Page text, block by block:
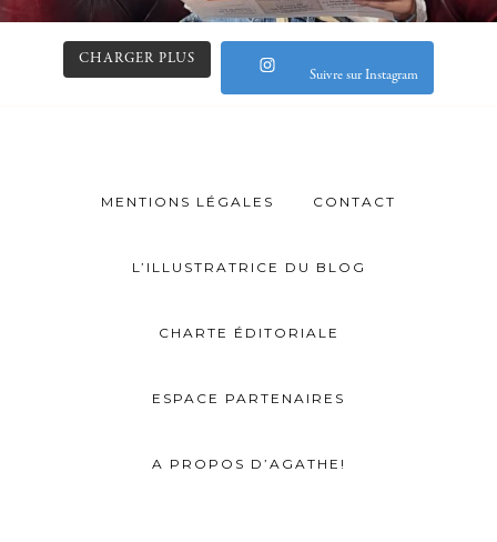
CHARGER PLUS
Suivre sur Instagram
MENTIONS LÉGALES CONTACT
L’ILLUSTRATRICE DU BLOG
CHARTE ÉDITORIALE
ESPACE PARTENAIRES
A PROPOS D’AGATHE!